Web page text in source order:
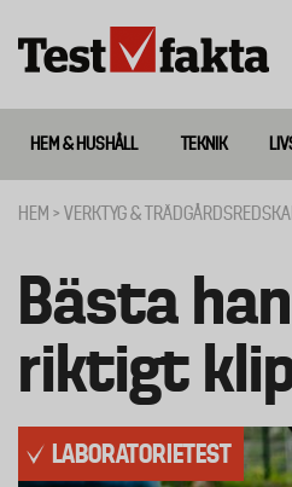
Huvudmeny
ny
HEM & HUSHÅLL TEKNIK
HEM VERKTYG &
Bästa
riktigt
LABORATORIETEST